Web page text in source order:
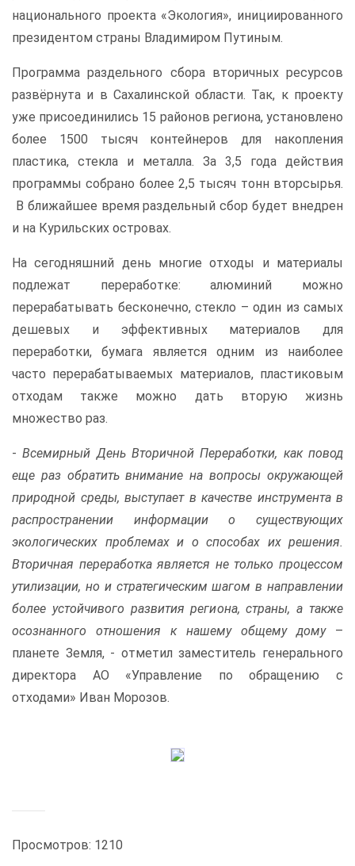
национального проекта «Экология», инициированного
президентом страны Владимиром Путиным.
Программа раздельного сбора вторичных ресурсов
развёрнута и в Сахалинской области. Так, к проекту
уже присоединились 15 районов региона, установлено
более 1500 тысяч контейнеров для накопления
пластика, стекла и металла. За 3,5 года действия
программы собрано более 2,5 тысяч тонн вторсырья.
В ближайшее время раздельный сбор будет внедрен
и на Курильских островах.
На сегодняшний день многие отходы и материалы
подлежат переработке: алюминий можно
перерабатывать бесконечно, стекло – один из самых
дешевых и эффективных материалов для
переработки, бумага является одним из наиболее
часто перерабатываемых материалов, пластиковым
отходам также можно дать вторую жизнь
множество раз.
-Всемирный День Вторичной Переработки, как повод
еще раз обратить внимание на вопросы окружающей
природной среды, выступает в качестве инструмента в
распространении информации о существующих
экологических проблемах и о способах их решения.
Вторичная переработка является не только процессом
утилизации, но и стратегическим шагом в направлении
более устойчивого развития региона, страны, а также
осознанного отношения к нашему общему дому–
планете Земля, - отметил заместитель генерального
директора АО «Управление по обращению с
отходами» Иван Морозов.
Просмотров: 1210